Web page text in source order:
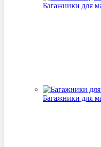
Багажники для
Багажники для